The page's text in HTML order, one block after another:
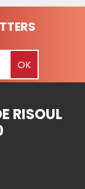
RISOUL